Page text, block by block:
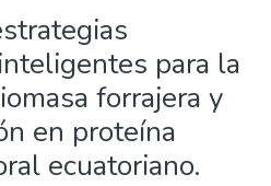
para la
forrajera y
en proteína
ecuatoriano.